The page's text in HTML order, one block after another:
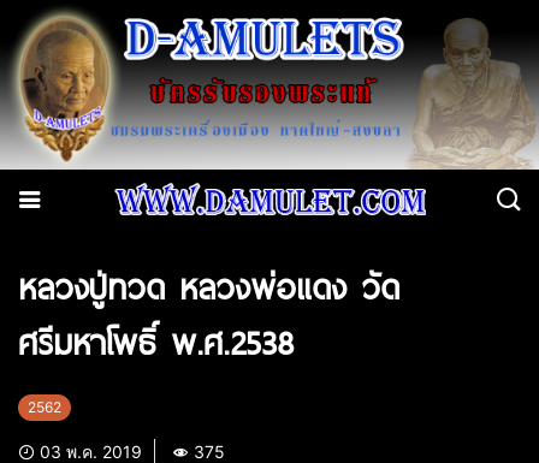
หลวงปู่ทวด หลวงพ่อแดง วัด
ศรีมหาโพธิ์ พ.ศ.2538
2562
03 พ.ค. 2019 375